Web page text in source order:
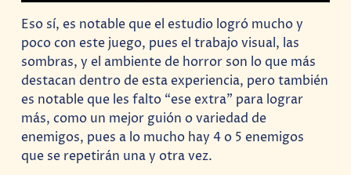
Eso sí, es notable que el estudio logró mucho y
poco con este juego, pues el trabajo visual, las
sombras, y el ambiente de horror son lo que más
destacan dentro de esta experiencia, pero también
es notable que les falto “ese extra” para lograr
más, como un mejor guión o variedad de
enemigos, pues a lo mucho hay 4 o 5 enemigos
que se repetirán una y otra vez.